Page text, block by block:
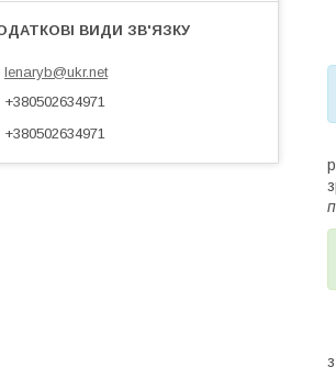
lenaryb@ukr.net
+380502634971
+380502634971